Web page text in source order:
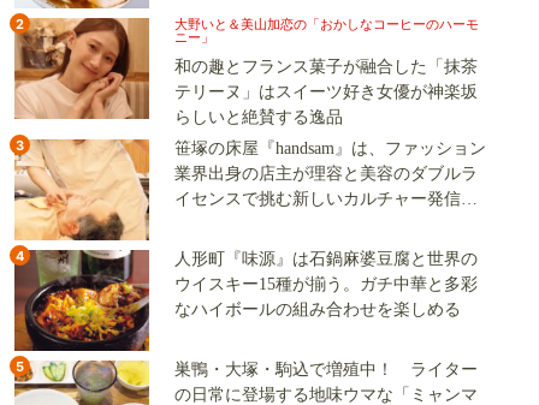
2
大野いと＆美山加恋の「おかしなコーヒーのハーモ
ニー」
和の趣とフランス菓子が融合した「抹茶
テリーヌ」はスイーツ好き女優が神楽坂
らしいと絶賛する逸品
3
笹塚の床屋『handsam』は、ファッション
業界出身の店主が理容と美容のダブルラ
イセンスで挑む新しいカルチャー発信基
4
人形町『味源』は石鍋麻婆豆腐と世界の
ウイスキー15種が揃う。ガチ中華と多彩
なハイボールの組み合わせを楽しめる
5
巣鴨・大塚・駒込で増殖中！ ライター
の日常に登場する地味ウマな「ミャンマ